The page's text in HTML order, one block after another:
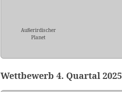
Außerirdischer
Planet
Wettbewerb 4. Quartal 2025